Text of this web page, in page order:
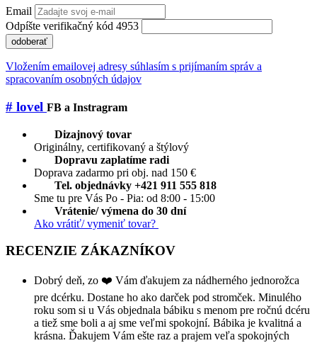
Email
Odpíšte verifikačný kód 4953
odoberať
Vložením emailovej adresy súhlasím s prijímaním správ a
spracovaním osobných údajov
# lovel FB a Instragram
Dizajnový tovar
Originálny, certifikovaný a štýlový
Dopravu zaplatíme radi
Doprava zadarmo pri obj. nad 150 €
Tel. objednávky +421 911 555 818
Sme tu pre Vás Po - Pia: od 8:00 - 15:00
Vrátenie/ výmena do 30 dní
Ako vrátiť/ vymeniť tovar?
RECENZIE ZÁKAZNÍKOV
Dobrý deň, zo ❤️ Vám ďakujem za nádherného jednorožca
pre dcérku. Dostane ho ako darček pod stromček. Minulého
roku som si u Vás objednala bábiku s menom pre ročnú dcéru
a tiež sme boli a aj sme veľmi spokojní. Bábika je kvalitná a
krásna. Ďakujem Vám ešte raz a prajem veľa spokojných